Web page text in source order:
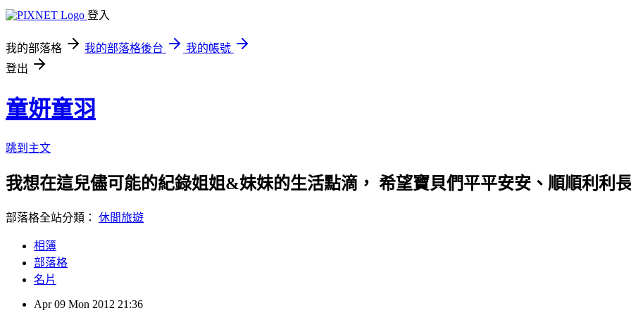
登入
我的部落格 我的部落格後台
我的帳號
登出
童妍童羽
跳到主文
我想在這兒儘可能的紀錄姐姐&妹妹的生活點滴， 希望寶貝們平平安安、順順利利
部落格全站分類： 休閒旅遊
相簿
部落格
名片
Apr 09 Mon 2012 21:36